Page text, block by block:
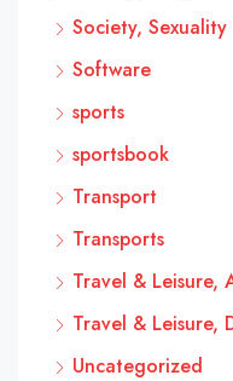
Society, Sexuality
Software
sports
sportsbook
Transport
Transports
Travel & Leisure,
Travel & Leisure,
Uncategorized